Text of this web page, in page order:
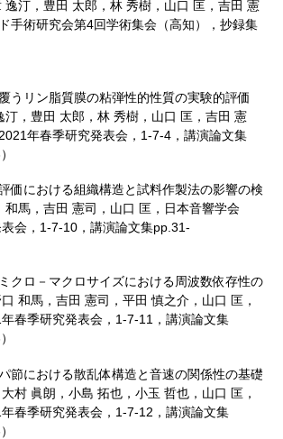
逸汀，豊田 太郎，林 秀樹，山口 匡，吉田 憲
手術研究会第4回学術集会（高知），抄録集
うリン脂質膜の粘弾性的性質の実験的評価
汀，豊田 太郎，林 秀樹，山口 匡，吉田 憲
年春季研究発表会，1-7-4，講演論文集
価における組織構造と試料作製法の影響の検
和馬，吉田 憲司，山口 匡，日本音響学会
会，1-7-10，講演論文集pp.31-
クロ－マクロサイズにおける周波数依存性の
和馬，吉田 憲司，平田 慎之介，山口 匡，
春季研究発表会，1-7-11，講演論文集
節における散乱体構造と音速の関係性の基礎
村 眞朗，小島 拓也，小玉 哲也，山口 匡，
春季研究発表会，1-7-12，講演論文集